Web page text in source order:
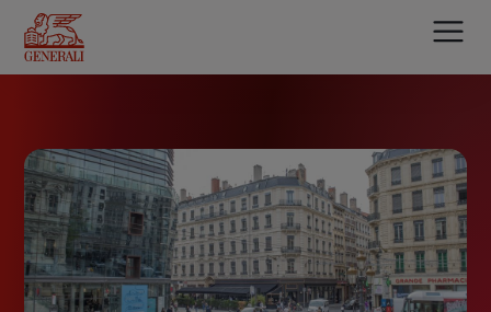
contenu
principal